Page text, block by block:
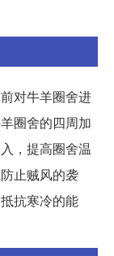
对牛羊圈舍进
圈舍的四周加
，提高圈舍温
止贼风的袭
抗寒冷的能